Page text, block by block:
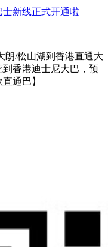
新线正式开通啦
朗/松山湖到香港直通大
香港迪士尼大巴，预
通巴】